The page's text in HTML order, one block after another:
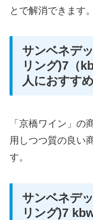
とで解消できます。
サンベネデ
リング)7（
人におすすめ
「京橋ワイン」の
用しつつ質の良い
す。
サンベネデ
リング)7